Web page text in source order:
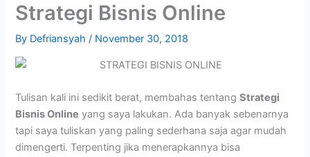
Strategi Bisnis Online
By Defriansyah/ November 30, 2018
Tulisan kali ini sedikit berat, membahas tentangStrategi
Bisnis Online yang saya lakukan. Ada banyak sebenarnya
tapi saya tuliskan yang paling sederhana saja agar mudah
dimengerti. Terpenting jika menerapkannya bisa